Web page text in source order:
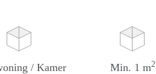
/ Kamer
Min. 1 m2